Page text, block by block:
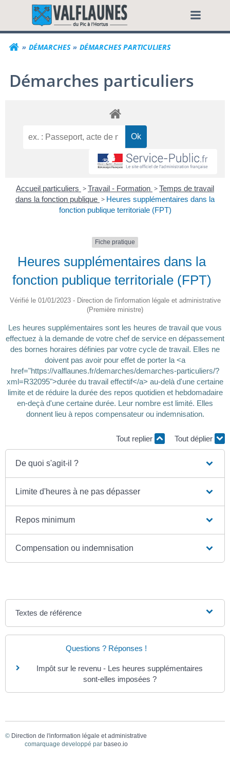
contenuCommune de
DÉMARCHES DÉMARCHES PARTICULIERS
Démarches particuliers
Accueil particuliers >Travail - Formation >Temps de travail
dans la fonction publique > Heures supplémentaires dans la
fonction publique territoriale (FPT)
Fiche pratique
Heures supplémentaires dans la
fonction publique territoriale (FPT)
Vérifié le 01/01/2023 - Direction de l'information légale et administrative
(Première ministre)
Les heures supplémentaires sont les heures de travail que vous
effectuez à la demande de votre chef de service en dépassement
des bornes horaires définies par votre cycle de travail. Elles ne
doivent pas avoir pour effet de porter la <a
href="https://valflaunes.fr/demarches/demarches-particuliers/?
xml=R32095">durée du travail effectif</a> au-delà d'une certaine
limite et de réduire la durée des repos quotidien et hebdomadaire
en-deçà d'une certaine durée. Leur nombre est limité. Elles
donnent lieu à repos compensateur ou indemnisation.
Tout replier Tout déplier
De quoi s'agit-il ?
Limite d'heures à ne pas dépasser
Repos minimum
Compensation ou indemnisation
Textes de référence
Questions ? Réponses !
Impôt sur le revenu - Les heures supplémentaires
sont-elles imposées ?
© Direction de l'information légale et administrative
comarquage developpé par baseo.io